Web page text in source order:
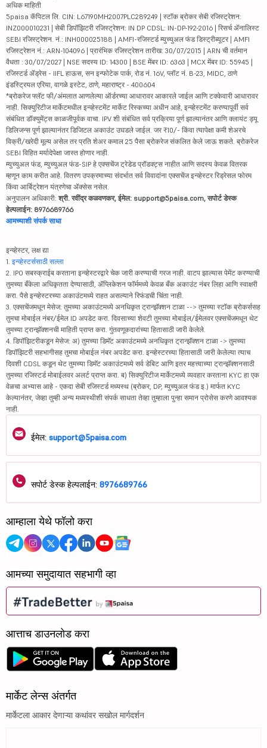
अधिक माहिती
5paisa कॅपिटल लि. CIN: L67190MH2007PLC289249 | स्टॉक ब्रोकर सेबी रजिस्ट्रेशन:
INZ000010231 | सेबी डिपॉझिटरी रजिस्ट्रेशन: IN DP CDSL: IN-DP-192-2016 | रिसर्च ॲनालिस्ट
SEBI रजिस्ट्रेशन. नं.: INH000025188 | AMFI-रजिस्टर्ड म्युच्युअल फंड डिस्ट्रीब्यूटर | AMFI
रजिस्ट्रेशन नं.: ARN-104096 | प्रारंभिक रजिस्ट्रेशन तारीख: 30/07/2015 | ARN ची वर्तमान
वैधता : 30/07/2027 | NSE सदस्य ID: 14300 | BSE मेंबर ID: 6363 | MCX मेंबर ID: 55945 |
रजिस्टर्ड ॲड्रेस - IIFL हाऊस, सन इन्फोटेक पार्क, रोड नं. 16V, प्लॉट नं. B-23, MIDC, ठाणे
इंडस्ट्रियल एरिया, वागळे इस्टेट, ठाणे, महाराष्ट्र - 400604
*ब्रोकरेज फ्लॅट फी/अंमलात आणलेल्या ऑर्डरच्या आधारावर आकारले जाईल आणि टक्केवारी आधारावर
नाही. सिक्युरिटीज मार्केटमधील इन्व्हेस्टमेंट मार्केट रिस्कच्या अधीन आहे, इन्व्हेस्टमेंट करण्यापूर्वी सर्व
संबंधित डॉक्युमेंट्स काळजीपूर्वक वाचा. IPV शी संबंधित सर्व प्रक्रिया पूर्ण झाल्यानंतर आणि क्लायंट ड्यू
डिलिजन्स पूर्ण झाल्यानंतर डिजिटल अकाउंट उघडले जाईल. जर ₹10/- किंवा त्यापेक्षा कमी शेअरचे
विक्री/खरेदी मूल्य असेल तर प्रति शेअर कमाल 25 पैसा ब्रोकरेज संकलित केले जाऊ शकते. ब्रोकरेज
SEBI विहित मर्यादेपेक्षा जास्त होणार नाही.
म्युच्युअल फंड, म्युच्युअल फंड-SIP हे एक्सचेंज ट्रेडेड प्रॉडक्ट्स नाहीत आणि सदस्य केवळ वितरक
म्हणून काम करीत आहे. वितरण उपक्रमाच्या संदर्भात सर्व विवादांना एक्सचेंज इन्व्हेस्टर रिड्रेसल फोरम
किंवा आर्बिट्रेशन यंत्रणेचा ॲक्सेस नसेल.
अनुपालन अधिकारी: श्री. रवींद्र कळवणकर, ईमेल: support@5paisa.com, सपोर्ट डेस्क
हेल्पलाईन: 8976689766
आमच्याशी संपर्क साधा
इन्व्हेस्टर, लक्ष द्या
1. इन्व्हेस्टर्ससाठी सल्ला
2. IPO सबस्क्राईब करताना इन्व्हेस्टरद्वारे चेक जारी करण्याची गरज नाही. वाटप झाल्यास पेमेंट करण्याची
तुमच्या बँकेला अधिकृतता देण्यासाठी, ॲप्लिकेशन फॉर्ममध्ये केवळ बँक अकाउंट नंबर लिहा आणि स्वाक्षरी
करा. पैसे इन्व्हेस्टरच्या अकाउंटमध्ये राहत असल्याने रिफंडची चिंता नाही.
3. एक्सचेंजमधून मेसेज: तुमच्या अकाउंटमध्ये अनधिकृत ट्रान्झॅक्शन टाळा --> तुमच्या स्टॉक ब्रोकर्ससह
तुमचा मोबाईल नंबर/ईमेल ID अपडेट करा. दिवसाच्या शेवटी तुमच्या मोबाईल/ईमेलवर एक्सचेंजमधून थेट
तुमच्या ट्रान्झॅक्शनची माहिती प्राप्त करा. गुंतवणूकदारांच्या हितासाठी जारी केलेले.
4. डिपॉझिटरीकडून मेसेज: अ) तुमच्या डिमॅट अकाउंटमध्ये अनधिकृत ट्रान्झॅक्शन टाळा -> तुमच्या
डिपॉझिटरी सहभागीसह तुमचा मोबाईल नंबर अपडेट करा. इन्व्हेस्टरच्या हितासाठी जारी केलेल्या त्याच
दिवशी CDSL कडून थेट तुमच्या डिमॅट अकाउंटमध्ये सर्व डेबिट आणि इतर महत्त्वाच्या ट्रान्झॅक्शनसाठी
तुमच्या रजिस्टर्ड मोबाईलवर अलर्ट प्राप्त करा. ब) सिक्युरिटीज मार्केटमध्ये व्यवहार करताना KYC हा एक
वेळचा अभ्यास आहे - एकदा सेबी रजिस्टर्ड मध्यस्थ (ब्रोकर, DP, म्युच्युअल फंड इ.) मार्फत KYC
केल्यानंतर, जेव्हा तुम्ही अन्य मध्यस्थीशी संपर्क साधता तेव्हा तुम्हाला पुन्हा समान प्रोसेस करणे आवश्यक
नाही.
ईमेल: support@5paisa.com
सपोर्ट डेस्क हेल्पलाईन: 8976689766
आम्हाला येथे फॉलो करा
आमच्या समुदायात सहभागी व्हा
आत्ताच डाउनलोड करा
मार्केट लेन्स अंतर्गत
मार्केटला आकार देणाऱ्या कथांवर सखोल मार्गदर्शन